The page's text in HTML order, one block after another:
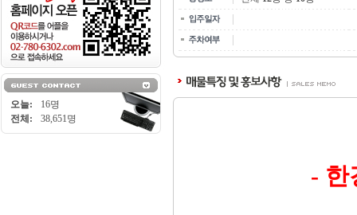
오늘:
16명
전체:
38,651명
- 한